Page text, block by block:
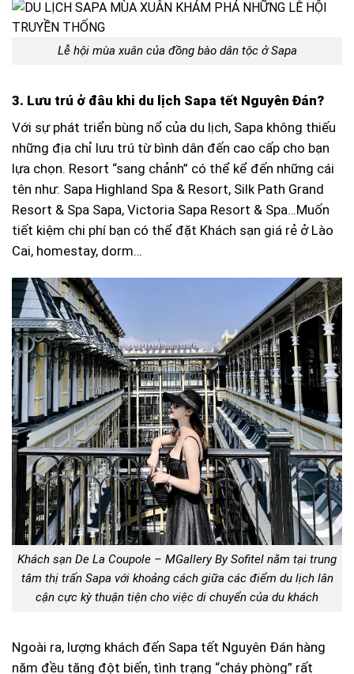
Lễ hội mùa xuân của đồng bào dân tộc ở Sapa
3. Lưu trú ở đâu khi du lịch Sapa tết Nguyên Đán?
Với sự phát triển bùng nổ của du lịch, Sapa không thiếu
những địa chỉ lưu trú từ bình dân đến cao cấp cho bạn
lựa chọn. Resort “sang chảnh” có thể kể đến những cái
tên như: Sapa Highland Spa & Resort, Silk Path Grand
Resort & Spa Sapa, Victoria Sapa Resort & Spa…Muốn
tiết kiệm chi phí bạn có thể đặt Khách sạn giá rẻ ở Lào
Cai, homestay, dorm…
Khách sạn De La Coupole – MGallery By Sofitel nằm tại trung
tâm thị trấn Sapa với khoảng cách giữa các điểm du lịch lân
cận cực kỳ thuận tiện cho việc di chuyển của du khách
Ngoài ra, lượng khách đến Sapa tết Nguyên Đán hàng
năm đều tăng đột biến, tình trạng “cháy phòng” rất